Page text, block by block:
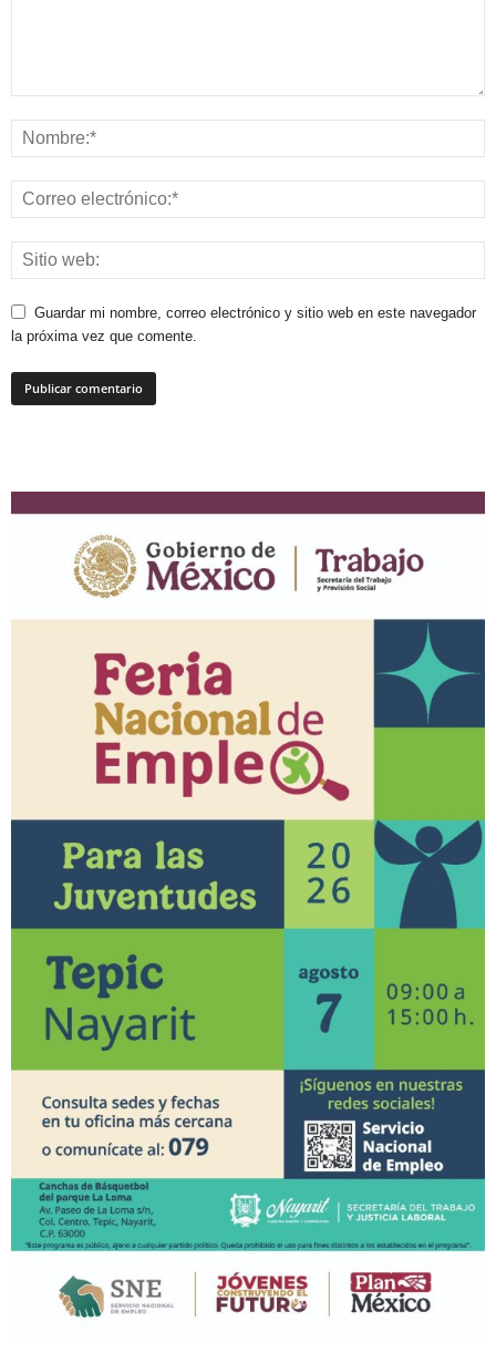
Guardar mi nombre, correo electrónico y sitio web en este navegador
la próxima vez que comente.